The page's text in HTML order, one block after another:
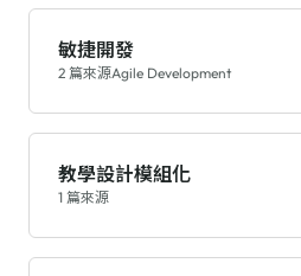
敏捷開發
2 篇來源Agile Development
教學設計模組化
1 篇來源